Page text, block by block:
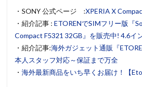
・SONY 公式ページ :XPERIA X
・紹介記事 : ETORENでSIMフリー版『
Compact F5321 32GB』を販売中! 4.6イ
・紹介記事:海外ガジェット通販『
本人スタッフ対応～保証まで万全
・ 海外最新商品をいち早くお届け！【